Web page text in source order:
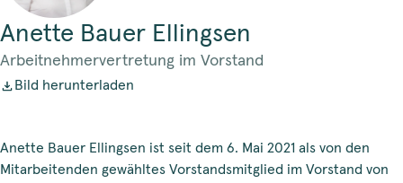
Anette Bauer Ellingsen
Arbeitnehmervertretung im Vorstand
Bild herunterladen
Anette Bauer Ellingsen ist seit dem 6. Mai 2021 als von den
Mitarbeitenden gewähltes Vorstandsmitglied im Vorstand von